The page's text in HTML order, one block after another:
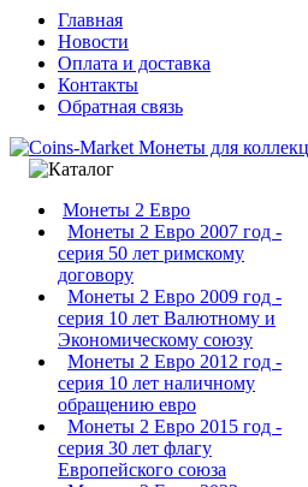
Главная
Новости
Оплата и доставка
Контакты
Обратная связь
Монеты 2 Евро
Монеты 2 Евро 2007 год -
серия 50 лет римскому
договору
Монеты 2 Евро 2009 год -
серия 10 лет Валютному и
Экономическому союзу
Монеты 2 Евро 2012 год -
серия 10 лет наличному
обращению евро
Монеты 2 Евро 2015 год -
серия 30 лет флагу
Европейского союза